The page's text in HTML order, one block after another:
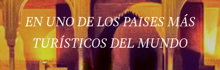
EN UNO DE LOS PAISES MÁS
TURÍSTICOS DEL MUNDO